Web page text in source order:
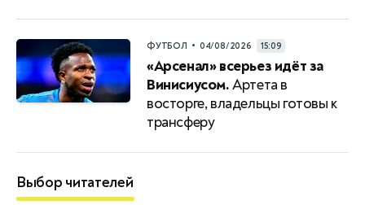
ФУТБОЛ • 04/08/2026 15:09
«Арсенал» всерьез идёт за
Винисиусом.Артета в
восторге, владельцы готовы к
трансферу
Выбор читателей